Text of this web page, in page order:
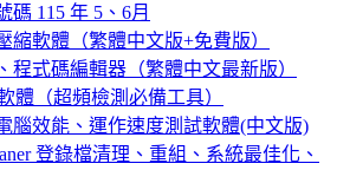
碼 115 年 5、6月
縮軟體（繁體中文版+免費版）
程式碼編輯器（繁體中文最新版）
體（超頻檢測必備工具）
電腦效能、運作速度測試軟體(中文版)
登錄檔清理、重組、系統最佳化、